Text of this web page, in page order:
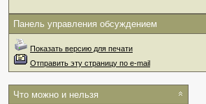
Панель управления обсуждением
Показать версию для печати
Отправить эту страницу по e-mail
Что можно и нельзя